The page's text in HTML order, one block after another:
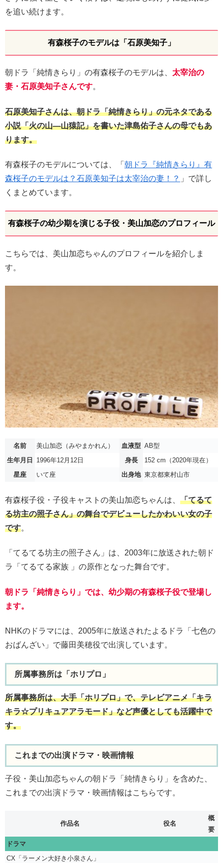
を追い続けます。
有森桜子のモデルは「石原美知子」
朝ドラ「純情きらり」の有森桜子のモデルは、 太宰治の
妻・石原美知子さんです。
石原美知子さんは、朝ドラ「純情きらり」の元ネタである
小説「火の山―山猿記」を書いた津島佑子さんの母でもあ
ります。
有森桜子のモデルについては、「 朝ドラ『純情きらり』有
森桜子のモデルは？石原美知子は太宰治の妻！？ 」で詳し
くまとめています。
有森桜子の幼少期を演じる子役・美山加恋のプロフィール
こちらでは、美山加恋ちゃんのプロフィールを紹介しま
す。
名前 美山加恋（みやまかれん） 血液型 AB型
生年月日
1996年12月12日 身長
152 cm（2020年現在）
星座
いて座 出身地 東京都東村山市
有森桜子役・子役キャストの美山加恋ちゃんは、 「てるて
る坊主の照子さん」の舞台でデビューしたかわいい女の子
です。
「てるてる坊主の照子さん」は、2003年に放送された朝ド
ラ「てるてる家族 」の原作となった舞台です。
朝ドラ「純情きらり」では、幼少期の有森桜子役で登場し
ます。
NHKのドラマには、2005年に放送されたよるドラ「七色の
おばんざい」で藤田美穂役で出演しています。
所属事務所は「ホリプロ」
所属事務所は、大手「ホリプロ」で、テレビアニメ「キラ
キラ☆プリキュアアラモード」など声優としても活躍中で
す。
これまでの出演ドラマ・映画情報
子役・美山加恋ちゃんの朝ドラ「純情きらり」を含めた、
これまでの出演ドラマ・映画情報はこちらです。
作品名 役名
概
要
ドラマ
CX「ラーメン大好き小泉さん」